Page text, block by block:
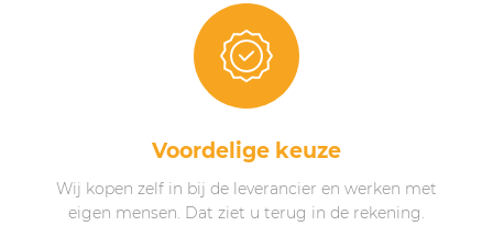
Voordelige keuze
Wij kopen zelf in bij de leverancier en werken met
eigen mensen. Dat ziet u terug in de rekening.